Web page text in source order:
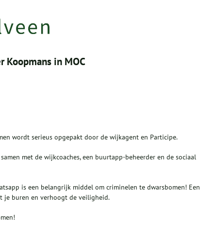
Koopmans in MOC
wordt serieus opgepakt door de wijkagent en Participe.
met de wijkcoaches, een buurtapp-beheerder en de sociaal
is een belangrijk middel om criminelen te dwarsbomen! Een
je buren en verhoogt de veiligheid.